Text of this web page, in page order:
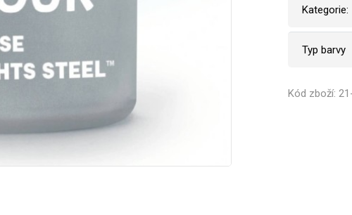
Kategorie:
Typ barvy
Kód zboží: